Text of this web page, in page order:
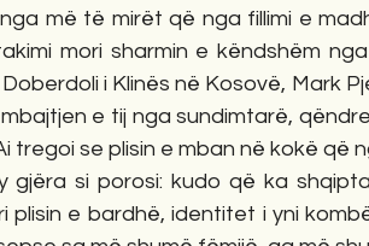
më të mirët që nga fillimi e
mori sharmin e këndshëm
i Klinës në Kosovë, Mark
e tij nga sundimtarë,
tregoi se plisin e mban në kokë që
gjëra si porosi: kudo që ka
plisin e bardhë, identitet i yni